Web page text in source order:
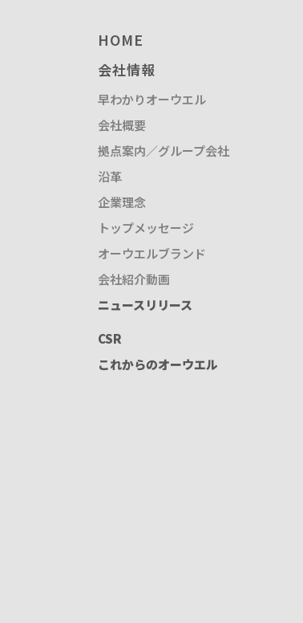
OLDAS（オ
HOME
会社情報
早わかりオーウエル
会社概要
拠点案内／グループ会社
沿革
企業理念
トップメッセージ
オーウエルブランド
会社紹介動画
ニュースリリース
CSR
これからのオーウエル